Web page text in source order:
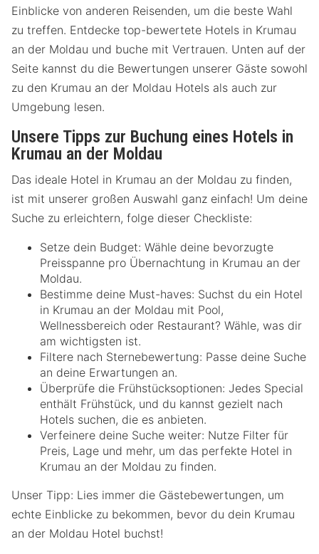
Einblicke von anderen Reisenden, um die beste Wahl
zu treffen. Entdecke top-bewertete Hotels in Krumau
an der Moldau und buche mit Vertrauen. Unten auf der
Seite kannst du die Bewertungen unserer Gäste sowohl
zu den Krumau an der Moldau Hotels als auch zur
Umgebung lesen.
Unsere Tipps zur Buchung eines Hotels in
Krumau an der Moldau
Das ideale Hotel in Krumau an der Moldau zu finden,
ist mit unserer großen Auswahl ganz einfach! Um deine
Suche zu erleichtern, folge dieser Checkliste:
Setze dein Budget: Wähle deine bevorzugte
Preisspanne pro Übernachtung in Krumau an der
Moldau.
Bestimme deine Must-haves: Suchst du ein Hotel
in Krumau an der Moldau mit Pool,
Wellnessbereich oder Restaurant? Wähle, was dir
am wichtigsten ist.
Filtere nach Sternebewertung: Passe deine Suche
an deine Erwartungen an.
Überprüfe die Frühstücksoptionen: Jedes Special
enthält Frühstück, und du kannst gezielt nach
Hotels suchen, die es anbieten.
Verfeinere deine Suche weiter: Nutze Filter für
Preis, Lage und mehr, um das perfekte Hotel in
Krumau an der Moldau zu finden.
Unser Tipp: Lies immer die Gästebewertungen, um
echte Einblicke zu bekommen, bevor du dein Krumau
an der Moldau Hotel buchst!